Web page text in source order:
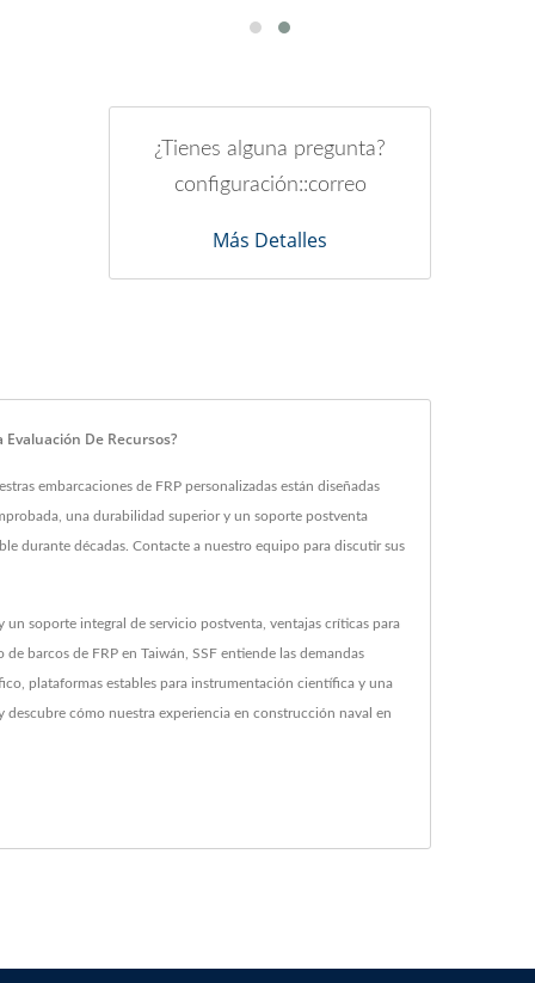
¿Tienes alguna pregunta?
configuración::correo
Más Detalles
De Recursos?
embarcaciones de FRP personalizadas están diseñadas
una durabilidad superior y un soporte postventa
durante décadas. Contacte a nuestro equipo para discutir sus
soporte integral de servicio postventa, ventajas críticas para
barcos de FRP en Taiwán, SSF entiende las demandas
plataformas estables para instrumentación científica y una
cómo nuestra experiencia en construcción naval en